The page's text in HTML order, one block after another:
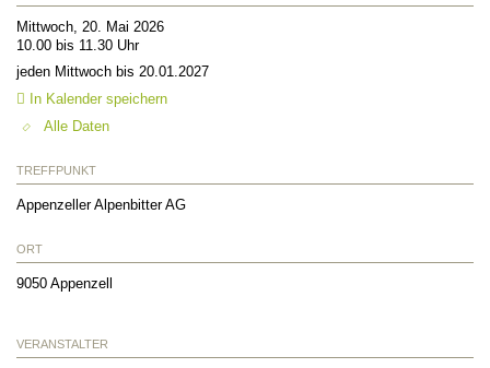
Mittwoch, 20. Mai 2026
10.00 bis 11.30 Uhr
jeden Mittwoch bis 20.01.2027
In Kalender speichern
Alle Daten
TREFFPUNKT
Appenzeller Alpenbitter AG
ORT
9050 Appenzell
VERANSTALTER